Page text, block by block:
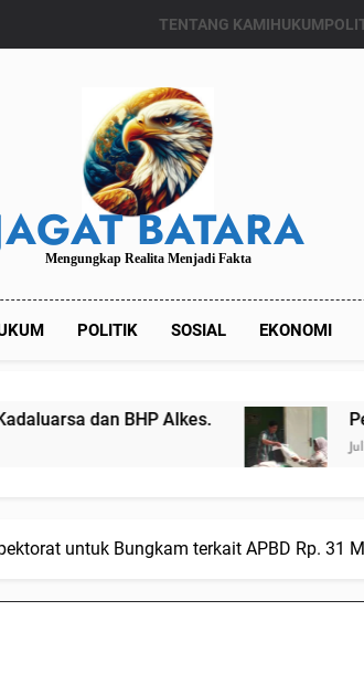
TENTANG KAMIHUKUM
BATARA
Mengungkap Realita Menjadi Fakta
POLITIK SOSIAL EKONOMI
Alkes. Pemdes
Juli 24, 2024
untuk Bungkam terkait APBD Rp. 31